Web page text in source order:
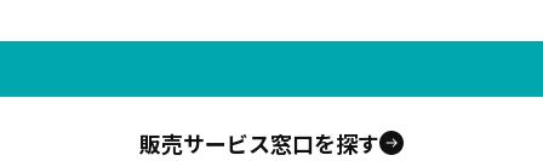
販売サービス窓口を探す